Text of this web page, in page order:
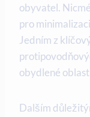
obyvatel.
pro
Jedním z
obydlené
Dalším